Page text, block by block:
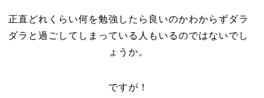
正直どれくらい何を勉強したら良いのかわからずダラ
ダラと過ごしてしまっている人もいるのではないでし
ょうか。
ですが！